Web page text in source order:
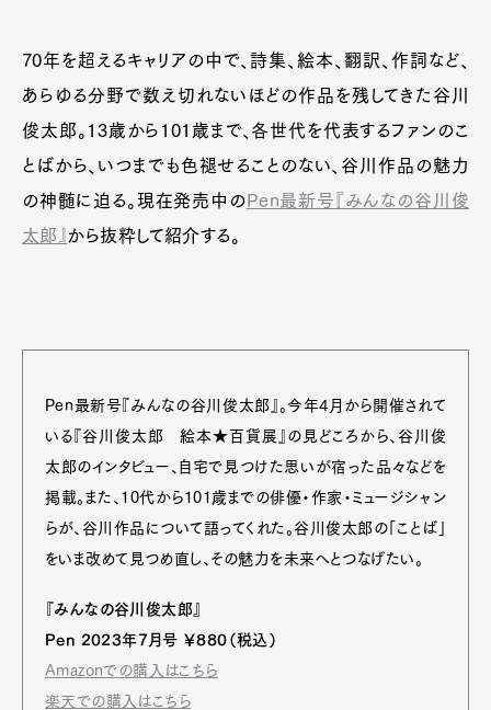
70年を超えるキャリアの中で、詩集、絵本、翻訳、作詞など、
あらゆる分野で数え切れないほどの作品を残してきた谷川
俊太郎。13歳から101歳まで、各世代を代表するファンのこ
とばから、いつまでも色褪せることのない、谷川作品の魅力
の神髄に迫る。現在発売中の Pen最新号『みんなの谷川俊
太郎』
から抜粋して紹介する。
Pen最新号『みんなの谷川俊太郎』。今年4月から開催されて
いる『谷川俊太郎 絵本★百貨展』の見どころから、谷川俊
太郎のインタビュー、自宅で見つけた思いが宿った品々などを
掲載。また、10代から101歳までの俳優・作家・ミュージシャン
らが、谷川作品について語ってくれた。谷川俊太郎の「ことば」
をいま改めて見つめ直し、その魅力を未来へとつなげたい。
『みんなの谷川俊太郎』
Pen 2023年7月号 ￥880（税込）
Amazonでの購入はこちら
楽天での購入はこちら